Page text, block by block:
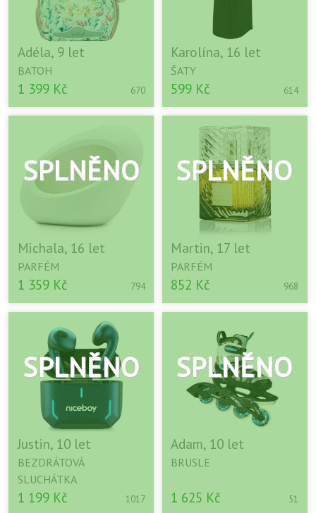
Adéla, 9 let
BATOH
1 399 Kč 670
Karolína, 16 let
ŠATY
599 Kč 614
Michala, 16 let
PARFÉM
1 359 Kč 794
Martin, 17 let
PARFÉM
852 Kč 968
Justin, 10 let
BEZDRÁTOVÁ
SLUCHÁTKA
1 199 Kč 1017
Adam, 10 let
BRUSLE
1 625 Kč 51